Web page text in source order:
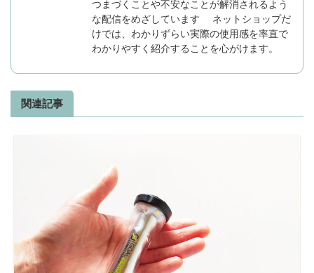
つまづくことや不安なことが解消されるよう
な配信をめざしています ネットショップだ
けでは、わかりずらい実際の使用感を率直で
わかりやすく紹介することを心がけます。
関連記事